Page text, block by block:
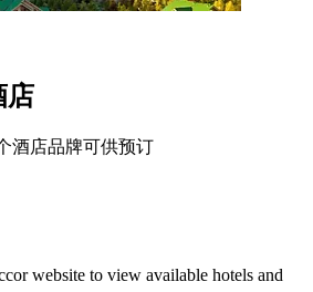
店
酒店品牌可供预订
website to view available hotels and